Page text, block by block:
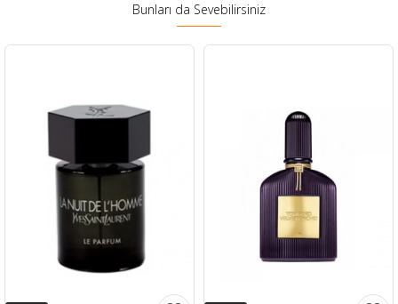
Bunları da Sevebilirsiniz